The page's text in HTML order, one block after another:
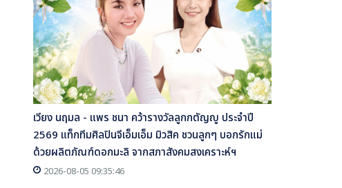
เวียง นฤมล - แพร ชนา คว้ารางวัลลูกกตัญญู ประจำปี
2569 แท็กทีมศิลปินจีเอ็มเอ็ม มิวสิค ชวนลูกๆ บอกรักแม่
ด้วยผลิตภัณฑ์ดอกมะลิ จากสภาสังคมสงเคราะห์ฯ
2026-08-05 09:35:46